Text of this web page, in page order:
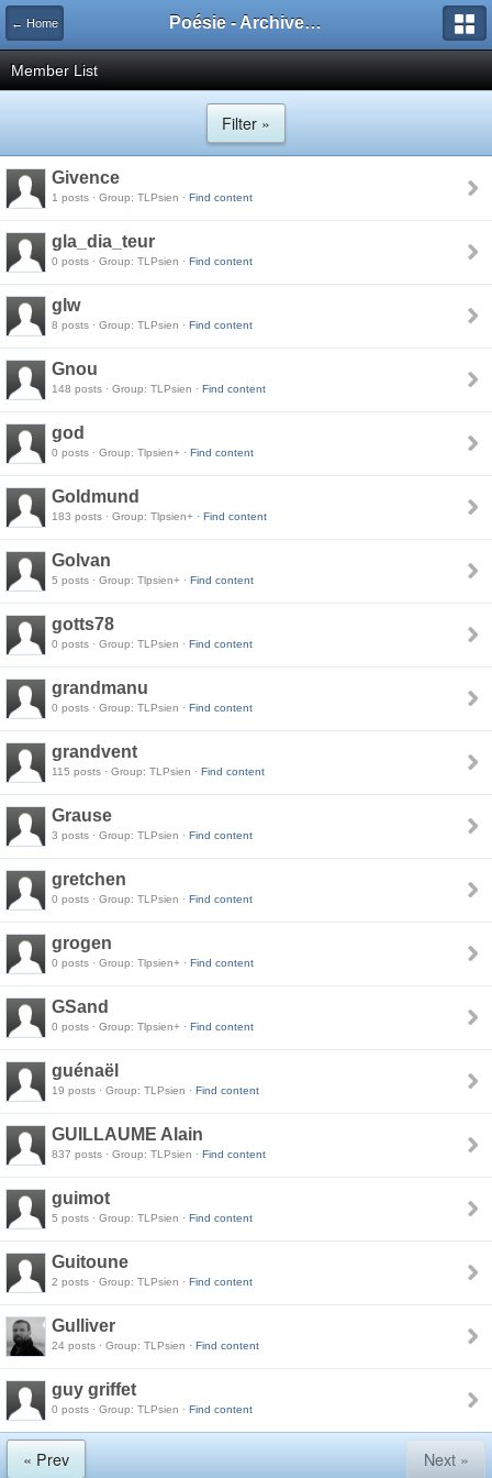
← Home Poésie - Archives de Toute La Poésie - 2005 - 2006
Member List
Filter »
Givence
1 posts · Group: TLPsien · Find content
gla_dia_teur
0 posts · Group: TLPsien · Find content
glw
8 posts · Group: TLPsien · Find content
Gnou
148 posts · Group: TLPsien · Find content
god
0 posts · Group: Tlpsien+ · Find content
Goldmund
183 posts · Group: Tlpsien+ · Find content
Golvan
5 posts · Group: Tlpsien+ · Find content
gotts78
0 posts · Group: TLPsien · Find content
grandmanu
0 posts · Group: TLPsien · Find content
grandvent
115 posts · Group: TLPsien · Find content
Grause
3 posts · Group: TLPsien · Find content
gretchen
0 posts · Group: TLPsien · Find content
grogen
0 posts · Group: Tlpsien+ · Find content
GSand
0 posts · Group: Tlpsien+ · Find content
guénaël
19 posts · Group: TLPsien · Find content
GUILLAUME Alain
837 posts · Group: TLPsien · Find content
guimot
5 posts · Group: TLPsien · Find content
Guitoune
2 posts · Group: TLPsien · Find content
Gulliver
24 posts · Group: TLPsien · Find content
guy griffet
0 posts · Group: TLPsien · Find content
« Prev Next »